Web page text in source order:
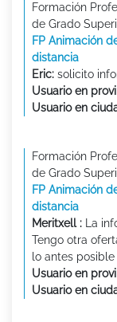
Formación
de Grado
FP Animación
distancia
Eric: solicito
Usuario en
Usuario en
Formación
de Grado
FP Animación
distancia
Meritxell : La
Tengo otra
lo antes posible
Usuario en
Usuario en